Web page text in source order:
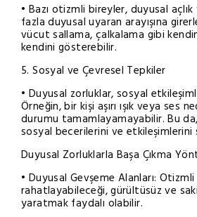
• Bazı otizmli bireyler, duyusal
fazla duyusal uyaran arayışına
vücut sallama, çalkalama gibi
kendini gösterebilir.
5. Sosyal ve Çevresel Tepkiler
• Duyusal zorluklar, sosyal
Örneğin, bir kişi aşırı ışık veya ses
durumu tamamlayamayabilir. Bu
sosyal becerilerini ve etkileşimlerini
Duyusal Zorluklarla Başa Çıkma
• Duyusal Gevşeme Alanları:
rahatlayabileceği, gürültüsüz ve
yaratmak faydalı olabilir.